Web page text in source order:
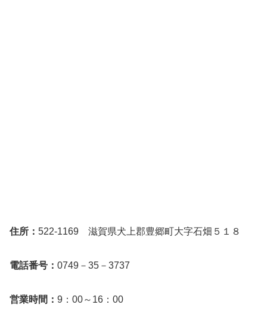
住所： 522-1169 滋賀県犬上郡豊郷町大字石畑５１８
電話番号： 0749－35－3737
営業時間： 9：00～16：00